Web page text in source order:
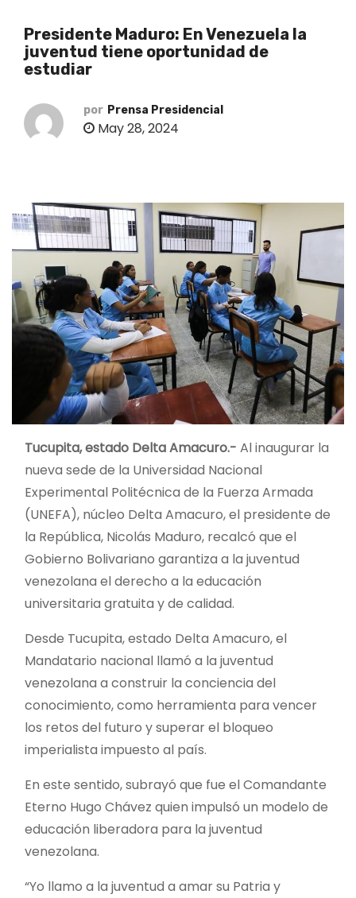
Presidente Maduro: En Venezuela la
juventud tiene oportunidad de
estudiar
por Prensa Presidencial
May 28, 2024
Tucupita, estado Delta Amacuro.- Al inaugurar la
nueva sede de la Universidad Nacional
Experimental Politécnica de la Fuerza Armada
(UNEFA), núcleo Delta Amacuro, el presidente de
la República, Nicolás Maduro, recalcó que el
Gobierno Bolivariano garantiza a la juventud
venezolana el derecho a la educación
universitaria gratuita y de calidad.
Desde Tucupita, estado Delta Amacuro, el
Mandatario nacional llamó a la juventud
venezolana a construir la conciencia del
conocimiento, como herramienta para vencer
los retos del futuro y superar el bloqueo
imperialista impuesto al país.
En este sentido, subrayó que fue el Comandante
Eterno Hugo Chávez quien impulsó un modelo de
educación liberadora para la juventud
venezolana.
“Yo llamo a la juventud a amar su Patria y